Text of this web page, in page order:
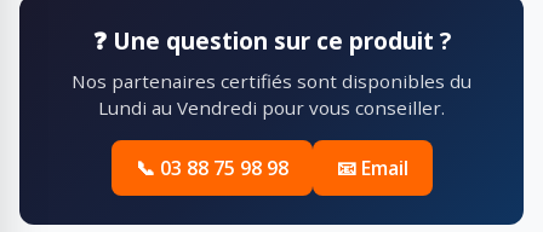
❓ Une question sur ce produit ?
Nos partenaires certifiés sont disponibles du
Lundi au Vendredi pour vous conseiller.
📞 03 88 75 98 98 📧 Email